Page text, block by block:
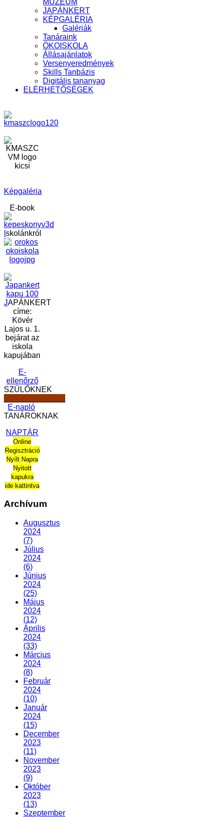
JAPÁNKERT
KÉPGALÉRIA
Galériák
Tanáraink
ÖKOISKOLA
Állásajánlatok
Versenyeredmények
Skills Tanbázis
Digitális tananyag
ELÉRHETŐSÉGEK
Képgaléria
E-book
skolánkról
JAPÁNKERT
címe:
Kövér
Lajos u. 1.
bejárat az
iskola
kapujában
E-
ellenőrző
SZÜLŐKNEK
E-napló
TANÁROKNAK
NAPTÁR
Online
Regisztráció
Nyílt Napra
Nyitott
kapukra
ide kattintva
Archívum
Augusztus
2024
(7)
Július
2024
(6)
Június
2024
(25)
Május
2024
(12)
Április
2024
(33)
Március
2024
(8)
Február
2024
(10)
Január
2024
(15)
December
2023
(11)
November
2023
(9)
Október
2023
(13)
Szeptember